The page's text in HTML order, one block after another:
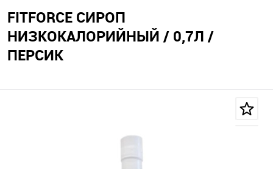
FITFORCE СИРОП
НИЗКОКАЛОРИЙНЫЙ / 0,7Л /
ПЕРСИК